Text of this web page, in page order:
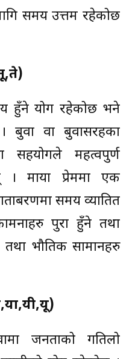
समय उत्तम रहेकोछ
हुँने योग रहेकोछ भने
बुवा वा बुवासरहका
सहयोगले महत्वपुर्ण
। माया प्रेममा एक
समय व्यातित
पुरा हुँने तथा
तथा भौतिक सामानहरु
जनताको गतिलो